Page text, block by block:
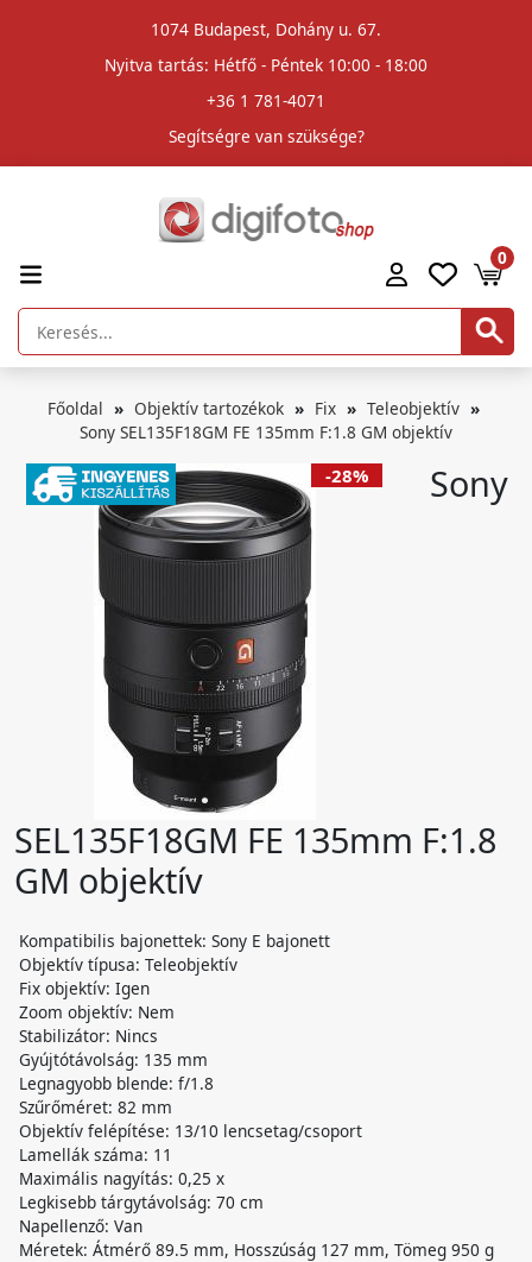
1074 Budapest, Dohány u. 67.
Nyitva tartás: Hétfő - Péntek 10:00 - 18:00
+36 1 781-4071
Segítségre van szüksége?
0
Főoldal Objektív tartozékok Fix
Teleobjektív
Sony SEL135F18GM FE 135mm F:1.8 GM objektív
-28% Sony
SEL135F18GM FE 135mm F:1.8
GM objektív
Kompatibilis bajonettek: Sony E bajonett
Objektív típusa: Teleobjektív
Fix objektív: Igen
Zoom objektív: Nem
Stabilizátor: Nincs
Gyújtótávolság: 135 mm
Legnagyobb blende: f/1.8
Szűrőméret: 82 mm
Objektív felépítése: 13/10 lencsetag/csoport
Lamellák száma: 11
Maximális nagyítás: 0,25 x
Legkisebb tárgytávolság: 70 cm
Napellenző: Van
Méretek: Átmérő 89.5 mm, Hosszúság 127 mm, Tömeg 950 g